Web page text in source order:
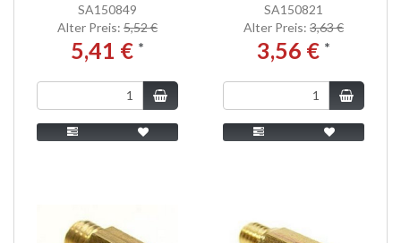
SA150849
Alter Preis: 5,52 €
5,41 € *
SA150821
Alter Preis: 3,63 €
3,56 € *